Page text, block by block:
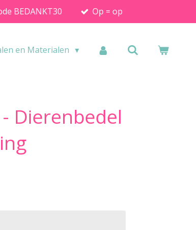
BEDANKT30 Op = op
en Materialen
Dierenbedel